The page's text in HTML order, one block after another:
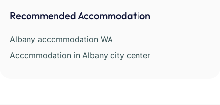
Recommended Accommodation
Albany accommodation WA
Accommodation in Albany city center